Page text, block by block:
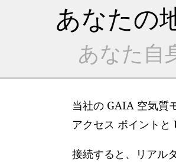
あなたの
あなた自
当社の GAIA 空気質
アクセス ポイントと
接続すると、リアル